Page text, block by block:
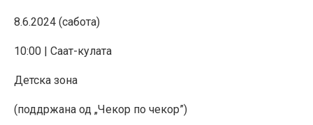
8.6.2024 (сабота)
10:00 | Саат-кулата
Детска зона
(поддржана од „Чекор по чекор”)